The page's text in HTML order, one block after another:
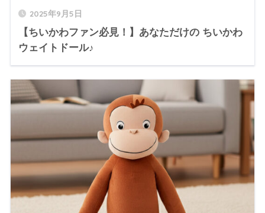
2025年9月5日
【ちいかわファン必見！】あなただけの ちいかわ
ウェイトドール♪